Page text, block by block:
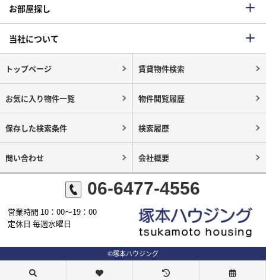
お部屋探し
当社について
トップページ 賃貸物件検索
お気に入り物件一覧 物件閲覧履歴
保存した検索条件 検索履歴
問い合わせ 会社概要
06-6477-4556
営業時間 10：00～19：00
定休日 毎週水曜日
©塚本ハウジング